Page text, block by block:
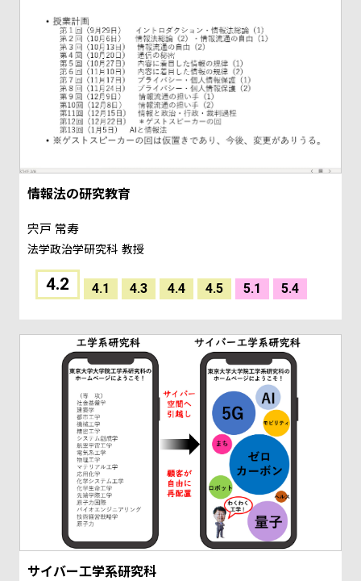
情報法の研究教育
宍戸 常寿
法学政治学研究科 教授
4.2 4.1 4.3 4.4 4.5 5.1 5.4
サイバー工学系研究科